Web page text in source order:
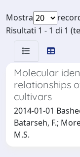
Mostra
Risultati 1 - 1 di 1
Molecular
relationships
cultivars
2014-01-01
Batarseh, F.;
M.S.